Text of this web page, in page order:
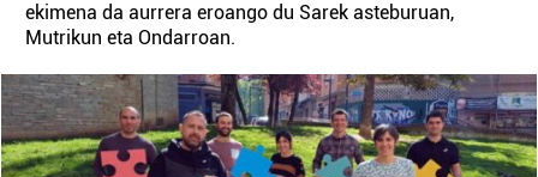
ekimena da aurrera eroango du Sarek asteburuan,
Mutrikun eta Ondarroan.